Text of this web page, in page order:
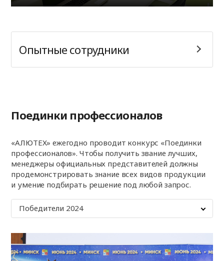
Опытные сотрудники
Поединки профессионалов
«АЛЮТЕХ» ежегодно проводит конкурс «Поединки
профессионалов». Чтобы получить звание лучших,
менеджеры официальных представителей должны
продемонстрировать знание всех видов продукции
и умение подбирать решение под любой запрос.
Победители 2024